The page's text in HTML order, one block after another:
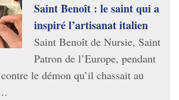
Saint Benoît : le saint qui a
inspiré l’artisanat italien
Saint Benoît de Nursie, Saint
Patron de l’Europe, pendant
le démon qu’il chassait au